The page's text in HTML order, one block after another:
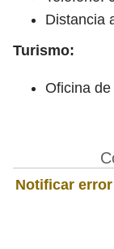
Distancia
Turismo:
Oficina
Notificar error